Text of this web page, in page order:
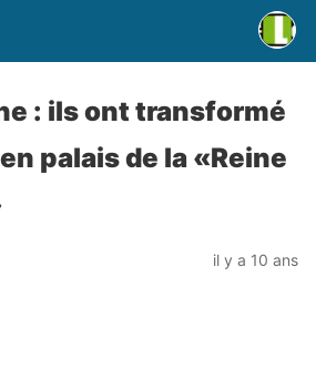
: ils ont transformé
palais de la «Reine
il y a 10 ans